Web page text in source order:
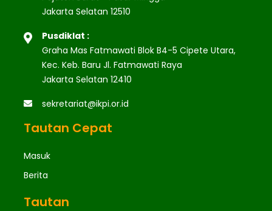
Jakarta Selatan 12510
Pusdiklat :
Graha Mas Fatmawati Blok B4-5 Cipete Utara,
Kec. Keb. Baru Jl. Fatmawati Raya
Jakarta Selatan 12410
sekretariat@ikpi.or.id
Tautan Cepat
Masuk
Berita
Tautan